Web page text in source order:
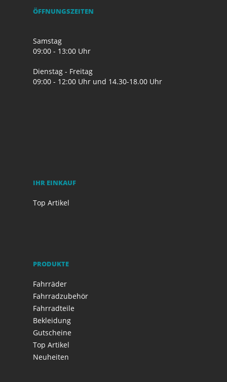
ÖFFNUNGSZEITEN
Samstag
09:00 - 13:00 Uhr
Dienstag - Freitag
09:00 - 12:00 Uhr und 14.30-18.00 Uhr
IHR EINKAUF
Top Artikel
PRODUKTE
Fahrräder
Fahrradzubehör
Fahrradteile
Bekleidung
Gutscheine
Top Artikel
Neuheiten